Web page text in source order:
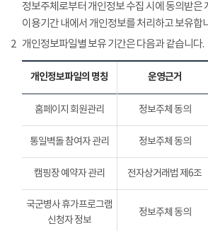
정보주체로부터 개인정보 수집 시에 동의받은
이용기간 내에서 개인정보를 처리하고 보유합
2 개인정보파일별 보유 기간은 다음과 같습니다.
개인정보파일의 명칭 운영근거
홈페이지 회원관리 정보주체 동의
통일벽돌 참여자 관리 정보주체 동의
캠핑장 예약자 관리 전자상거래법 제6조
국군병사 휴가프로그램
신청자 정보
정보주체 동의